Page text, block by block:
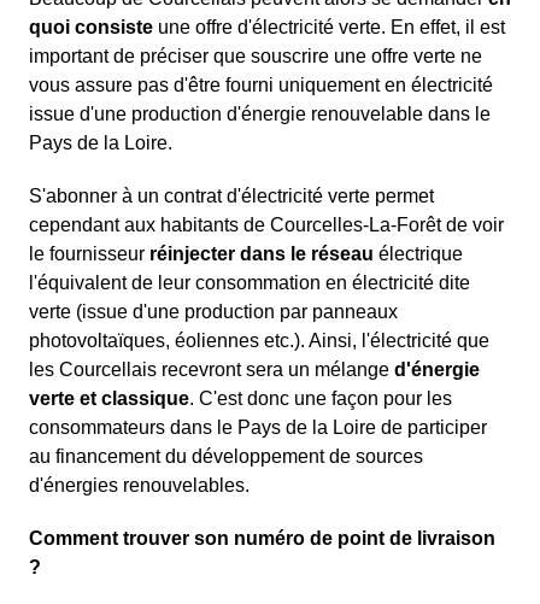
quoi consiste une offre d'électricité verte. En effet, il est
important de préciser que souscrire une offre verte ne
vous assure pas d'être fourni uniquement en électricité
issue d'une production d'énergie renouvelable dans le
Pays de la Loire.
S'abonner à un contrat d'électricité verte permet
cependant aux habitants de Courcelles-La-Forêt de voir
le fournisseur réinjecter dans le réseau électrique
l'équivalent de leur consommation en électricité dite
verte (issue d'une production par panneaux
photovoltaïques, éoliennes etc.). Ainsi, l'électricité que
les Courcellais recevront sera un mélange d'énergie
verte et classique. C'est donc une façon pour les
consommateurs dans le Pays de la Loire de participer
au financement du développement de sources
d'énergies renouvelables.
Comment trouver son numéro de point de livraison
?